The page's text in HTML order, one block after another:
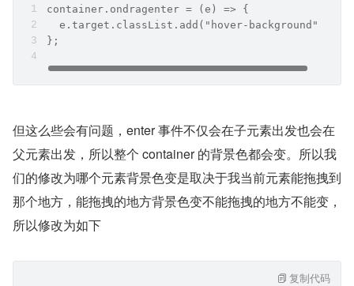
container.ondragenter = (e) => {
  e.target.classList.add("hover-background");
};
但这么些会有问题，enter 事件不仅会在子元素出发也会在
父元素出发，所以整个 container 的背景色都会变。所以我
们的修改为哪个元素背景色变是取决于我当前元素能拖拽到
那个地方，能拖拽的地方背景色变不能拖拽的地方不能变，
所以修改为如下
复制代码